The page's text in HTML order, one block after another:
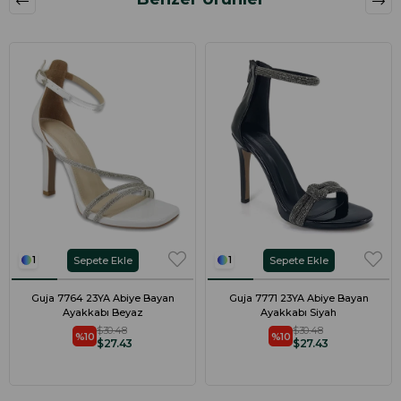
1
Guja 7764 23YA Abiye Bayan
Ayakkabı Beyaz
%10$27.43
$30.48
Sepete Ekle 1
Guja 7771 23YA Abiye Bayan
Ayakkabı Siyah
%10$27.43
$30.48
Sepete Ekle